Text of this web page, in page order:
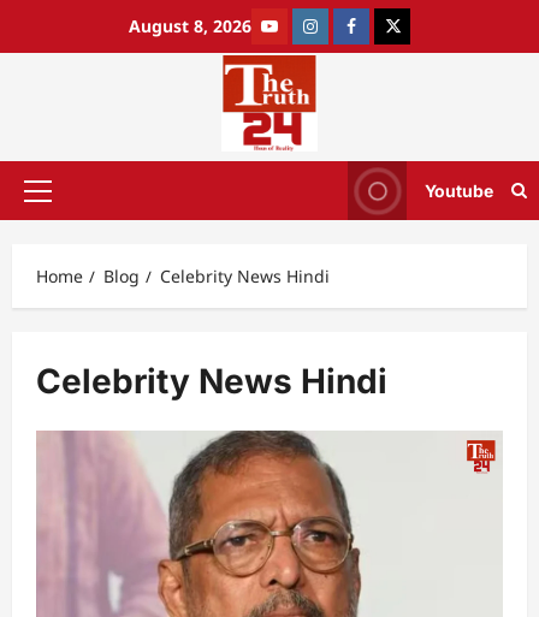
August 8, 2026
Youtube
Home Blog Celebrity News Hindi
Celebrity News Hindi